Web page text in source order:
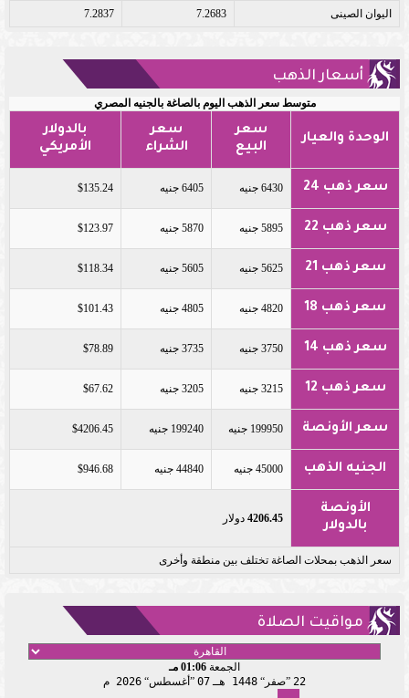
اليوان الصينى 7.2683
7.2837
أسعار الذهب
متوسط سعر الذهب اليوم بالصاغة بالجنيه المصري
الوحدة والعيار
سعر
البيع
سعر
الشراء
بالدولار
الأمريكي
سعر ذهب 24 6430 جنيه 6405 جنيه $135.24
سعر ذهب 22 5895 جنيه 5870 جنيه $123.97
سعر ذهب 21 5625 جنيه 5605 جنيه $118.34
سعر ذهب 18 4820 جنيه 4805 جنيه $101.43
سعر ذهب 14 3750 جنيه 3735 جنيه $78.89
سعر ذهب 12 3215 جنيه 3205 جنيه $67.62
سعر الأونصة 199950 جنيه 199240 جنيه $4206.45
الجنيه الذهب 45000 جنيه 44840 جنيه $946.68
الأونصة
بالدولار
4206.45 دولار
سعر الذهب بمحلات الصاغة تختلف بين منطقة وأخرى
مواقيت الصلاة
الجمعة 01:06 مـ
22 صفر 1448 هـ 07 أغسطس 2026 م